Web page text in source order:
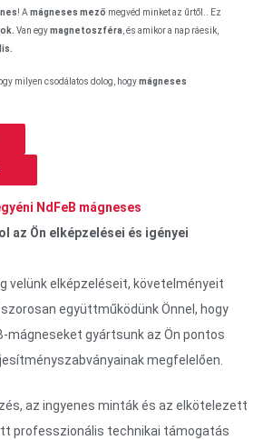
! Amágneses mező megvéd minket az űrtől.. Ez
Van egymagnetoszféra , és amikor a nap ráesik,
milyen csodálatos dolog, hogymágneses
NdFeB mágneses
az Ön elképzelései és igényei
velünk elképzeléseit, követelményeit
együttműködünk Önnel, hogy
mágneseket gyártsunk az Ön pontos
megfelelően.
az ingyenes minták és az elkötelezett
professzionális technikai támogatás